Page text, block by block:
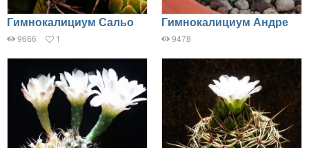
Гимнокалициум Сальо
9666 1
Гимнокалициум Андре
9478